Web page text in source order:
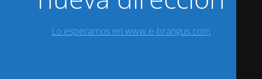
Lo esperamos en www.e-brangus.com